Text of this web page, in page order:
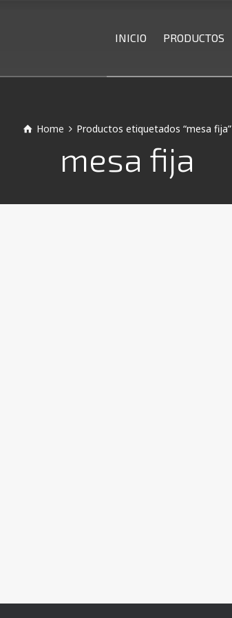
INICIO PRODUCTOS
Home Productos etiquetados “mesa fija”
mesa fija